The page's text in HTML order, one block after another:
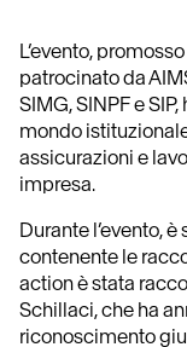
L’evento,
patrocinato da
SIMG, SINPF e
mondo
assicurazioni e
impresa.
Durante l’evento,
contenente le
action è stata
Schillaci, che ha
riconoscimento